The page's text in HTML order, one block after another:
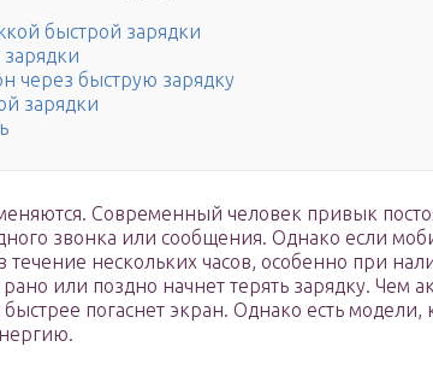
быстрой зарядки
через быструю зарядку
зарядки
Современный человек привык
звонка или сообщения. Однако если
течение нескольких часов, особенно при
или поздно начнет терять зарядку. Чем
погаснет экран. Однако есть модели,